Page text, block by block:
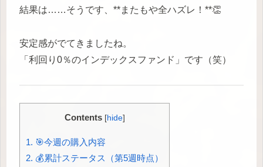
結果は……そうです、**またもや全ハズレ！**👏
安定感がでてきましたね。
「利回り0％のインデックスファンド」です（笑）
Contents [hide]
1. 🎯今週の購入内容
2. 💰累計ステータス（第5週時点）